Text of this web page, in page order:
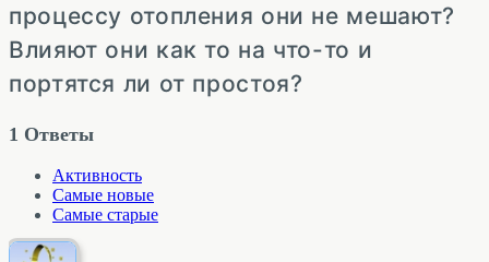
процессу отопления они не мешают?
Влияют они как то на что-то и
портятся ли от простоя?
1 Ответы
Активность
Самые новые
Самые старые